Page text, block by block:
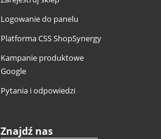
Logowanie do panelu
Platforma CSS ShopSynergy
Kampanie produktowe
Google
Pytania i odpowiedzi
Znajdź nas